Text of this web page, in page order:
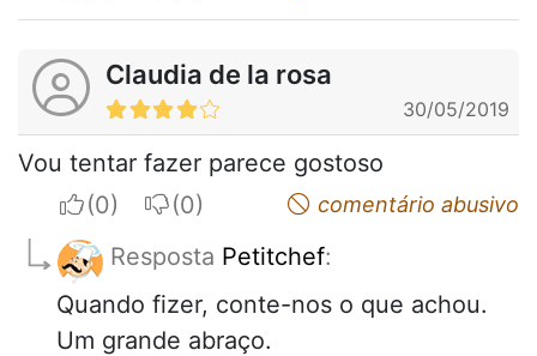
Claudia de la rosa
30/05/2019
Vou tentar fazer parece gostoso
I apreciateI do not appreciatecomentário abusivo
Resposta Petitchef:
Quando fizer, conte-nos o que achou.
Um grande abraço.